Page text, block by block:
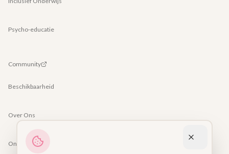
Psycho-educatie
Community
Beschikbaarheid
Over Ons
Ons Team